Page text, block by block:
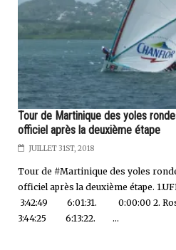
Tour de Martinique des yoles
officiel après la deuxième étape
JUILLET 31ST, 2018
Tour de #Martinique des yoles
officiel après la deuxième
3:42:49 6:01:31. 0:00:00
3:44:25 6:13:22. ...